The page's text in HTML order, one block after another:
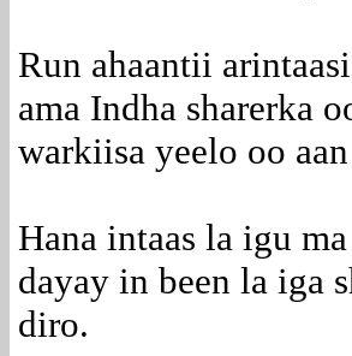
Run ahaantii
ama Indha sharerka
warkiisa yeelo oo
Hana intaas la igu
dayay in been la iga
diro.